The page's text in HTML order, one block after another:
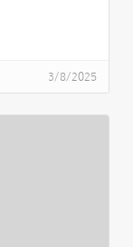
3/8/2025